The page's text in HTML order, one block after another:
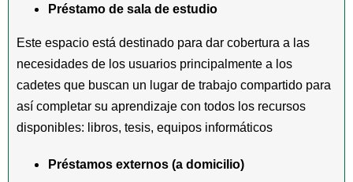
Préstamo de sala de estudio
Este espacio está destinado para dar cobertura a las
necesidades de los usuarios principalmente a los
cadetes que buscan un lugar de trabajo compartido para
así completar su aprendizaje con todos los recursos
disponibles: libros, tesis, equipos informáticos
Préstamos externos (a domicilio)